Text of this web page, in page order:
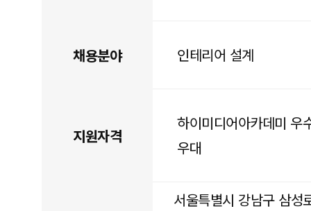
채용분야 인테리어 설계
지원자격
하이미디어아카데미 우
우대
서울특별시 강남구 삼성